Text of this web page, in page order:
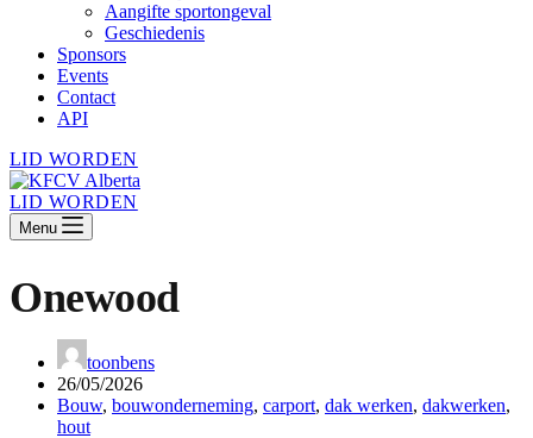
Aangifte sportongeval
Geschiedenis
Sponsors
Events
Contact
API
LID WORDEN
LID WORDEN
Menu
Onewood
toonbens
26/05/2026
Bouw, bouwonderneming, carport, dak werken, dakwerken,
hout